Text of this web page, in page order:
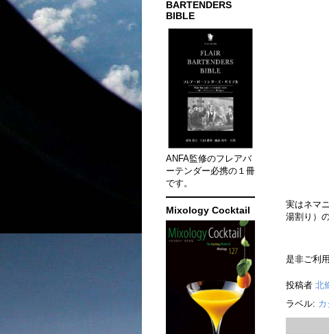
実はネマ
湯割り）
是非ご利
投稿者 北
ラベル:
BARTENDERS
BIBLE
ANFA監修のフレアバ
ーテンダー必携の１冊
です。
Mixology Cocktail